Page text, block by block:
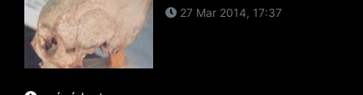
27 Mar 2014, 17:37